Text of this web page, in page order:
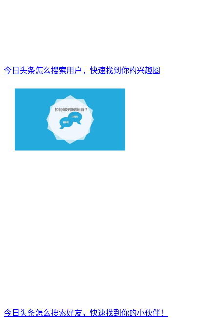
今日头条怎么搜索用户，快速找到你的兴趣圈
今日头条怎么搜索好友，快速找到你的小伙伴！